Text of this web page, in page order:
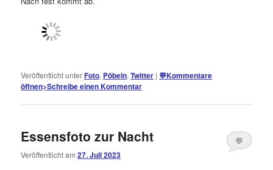
Veröffentlicht unterFoto, Pöbeln,Twitter | 💬Kommentare
öffnen>Schreibe einen Kommentar
Essensfoto zur Nacht
Veröffentlicht am27. Juli 2023
💬